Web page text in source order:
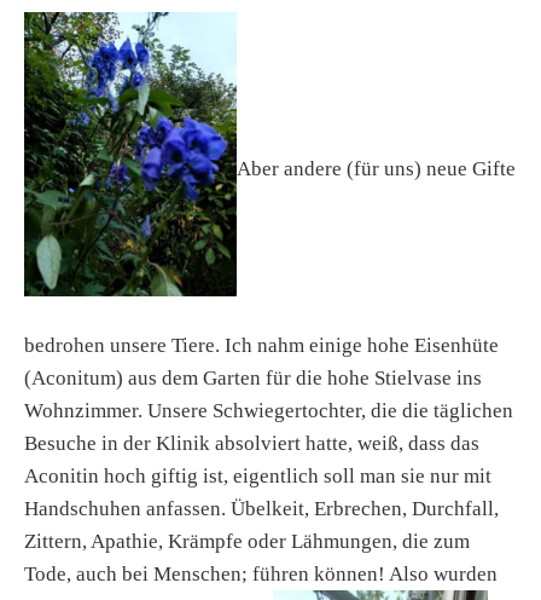
Aber andere (für uns) neue Gifte
bedrohen unsere Tiere. Ich nahm einige hohe Eisenhüte
(Aconitum) aus dem Garten für die hohe Stielvase ins
Wohnzimmer. Unsere Schwiegertochter, die die täglichen
Besuche in der Klinik absolviert hatte, weiß, dass das
Aconitin hoch giftig ist, eigentlich soll man sie nur mit
Handschuhen anfassen. Übelkeit, Erbrechen, Durchfall,
Zittern, Apathie, Krämpfe oder Lähmungen, die zum
Tode, auch bei Menschen; führen können! Also wurden